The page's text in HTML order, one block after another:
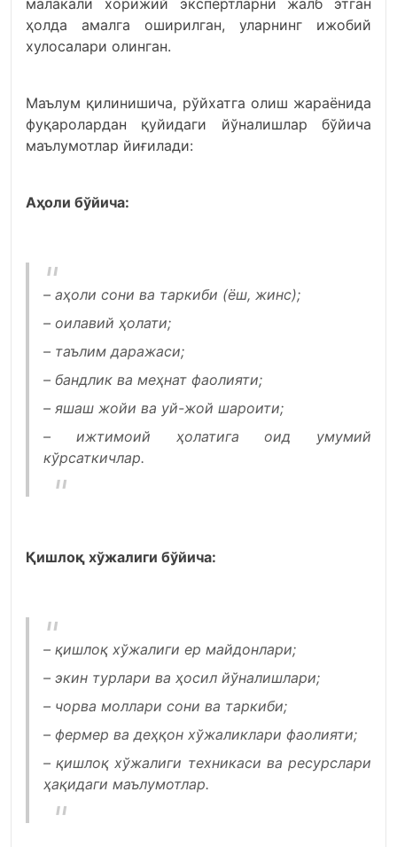
малакали хорижий экспертларни жалб этган
ҳолда амалга оширилган, уларнинг ижобий
хулосалари олинган.
Маълум қилинишича, рўйхатга олиш жараёнида
фуқаролардан қуйидаги йўналишлар бўйича
маълумотлар йиғилади:
Аҳоли бўйича:
– аҳоли сони ва таркиби (ёш, жинс);
– оилавий ҳолати;
– таълим даражаси;
– бандлик ва меҳнат фаолияти;
– яшаш жойи ва уй-жой шароити;
– ижтимоий ҳолатига оид умумий
кўрсаткичлар.
Қишлоқ хўжалиги бўйича:
– қишлоқ хўжалиги ер майдонлари;
– экин турлари ва ҳосил йўналишлари;
– чорва моллари сони ва таркиби;
– фермер ва деҳқон хўжаликлари фаолияти;
– қишлоқ хўжалиги техникаси ва ресурслари
ҳақидаги маълумотлар.